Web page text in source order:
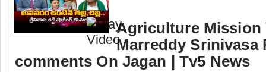
Agriculture Mission
Marreddy Srinivasa
comments On Jagan | Tv5 News